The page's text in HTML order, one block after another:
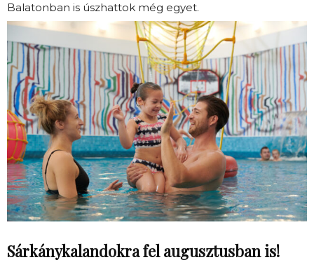
Balatonban is úszhattok még egyet.
Sárkánykalandokra fel augusztusban is!